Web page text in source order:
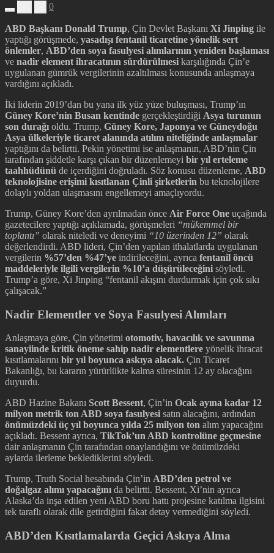
0
ABD Başkanı Donald Trump, Çin Devlet Başkanı Xi Jinping ile
yaptığı görüşmede, yasadışı fentanil ticaretine yönelik sert
önlemler, ABD’den soya fasulyesi alımlarının yeniden başlaması
ve nadir element ihracatının sürdürülmesi karşılığında Çin’e
uygulanan gümrük vergilerinin azaltılması konusunda anlaşmaya
vardığını açıkladı.
İki liderin 2019’dan bu yana ilk yüz yüze buluşması, Trump’ın
Güney Kore’nin Busan kentinde gerçekleştirdiği Asya turunun
son durağı oldu. Trump, Güney Kore, Japonya ve Güneydoğu
Asya ülkeleriyle ticaret alanında atılım niteliğinde anlaşmalar
yaptığını da belirtti. Pekin yönetimi ise anlaşmanın, ABD’nin Çin
tarafından şiddetle karşı çıkan bir düzenlemeyi bir yıl erteleme
taahhüdünü de içerdiğini doğruladı. Söz konusu düzenleme, ABD
teknolojisine erişimi kısıtlanan Çinli şirketlerin bu teknolojilere
dolaylı yoldan ulaşmasını engellemeyi amaçlıyordu.
Trump, Güney Kore’den ayrılmadan önce Air Force One uçağında
gazetecilere yaptığı açıklamada, görüşmeleri “mükemmel bir
toplantı” olarak niteledi ve deneyimi “10 üzerinden 12” olarak
değerlendirdi. ABD lideri, Çin’den yapılan ithalatlarda uygulanan
vergilerin %57’den %47’ye indirileceğini, ayrıca fentanil öncü
maddeleriyle ilgili vergilerin %10’a düşürüleceğini söyledi.
Trump’a göre, Xi Jinping “fentanil akışını durdurmak için çok sıkı
çalışacak.”
Nadir Elementler ve Soya Fasulyesi Alımları
Anlaşmaya göre, Çin yönetimi otomotiv, havacılık ve savunma
sanayiinde kritik öneme sahip nadir elementlere yönelik ihracat
kısıtlamalarını bir yıl boyunca askıya alacak. Çin Ticaret
Bakanlığı, bu kararın yürürlükte kalma süresinin 12 ay olacağını
duyurdu.
ABD Hazine Bakanı Scott Bessent, Çin’in Ocak ayına kadar 12
milyon metrik ton ABD soya fasulyesi satın alacağını, ardından
önümüzdeki üç yıl boyunca yılda 25 milyon ton alım yapacağını
açıkladı. Bessent ayrıca, TikTok’un ABD kontrolüne geçmesine
dair anlaşmanın Çin tarafından onaylandığını ve önümüzdeki
aylarda ilerleme beklediklerini söyledi.
Trump, Truth Social hesabında Çin’in ABD’den petrol ve
doğalgaz alımı yapacağını da belirtti. Bessent, Xi’nin ayrıca
Alaska’da inşa edilen yeni ABD boru hattı projesine katılma ilgisini
tek taraflı olarak dile getirdiğini fakat detay vermediğini söyledi.
ABD’den Kısıtlamalarda Geçici Askıya Alma